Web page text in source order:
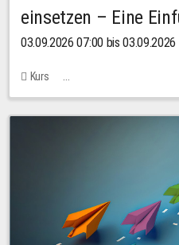
einsetzen – Eine
03.09.2026 07:00 bis 03.09.2026
Kurs
Bachstraße 18k - SR 102